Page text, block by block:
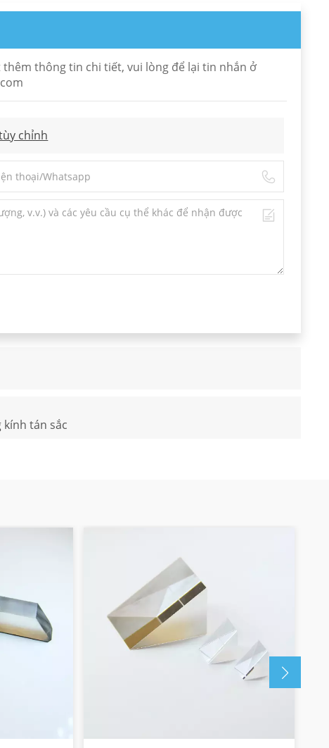
thông tin chi tiết, vui lòng để lại tin nhắn ở
chỉnh
kính tán sắc